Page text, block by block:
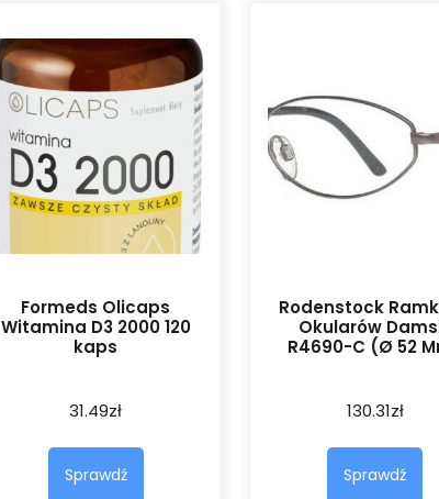
Formeds Olicaps
Witamina D3 2000 120
kaps
31.49zł
Sprawdź
Rodenstock
Okularów
R4690-C (Ø 52
130.31zł
Sprawdź